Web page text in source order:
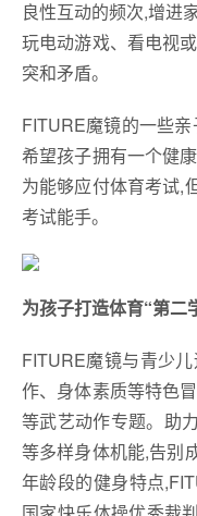
良性互动的频次,增进
玩电动游戏、看电视
突和矛盾。
FITURE魔镜的一些
希望孩子拥有一个健
为能够应付体育考试,
考试能手。
为孩子打造体育“第二
FITURE魔镜与青少
作、身体素质等特色
等武艺动作专题。助
等多样身体机能,告别
年龄段的健身特点